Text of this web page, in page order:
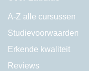
A-Z alle cursussen
Studievoorwaarden
Erkende kwaliteit
Reviews